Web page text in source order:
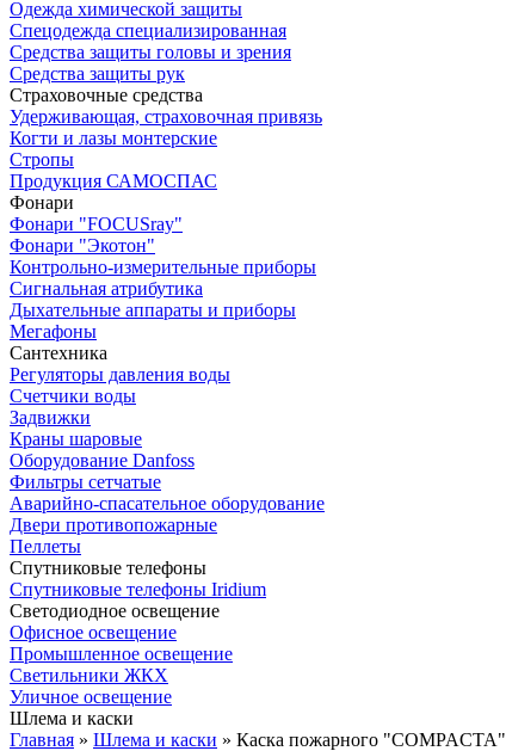
Одежда химической защиты
Спецодежда специализированная
Средства защиты головы и зрения
Средства защиты рук
Страховочные средства
Удерживающая, страховочная привязь
Когти и лазы монтерские
Стропы
Продукция САМОСПАС
Фонари
Фонари "FOCUSray"
Фонари "Экотон"
Контрольно-измерительные приборы
Сигнальная атрибутика
Дыхательные аппараты и приборы
Мегафоны
Сантехника
Регуляторы давления воды
Счетчики воды
Задвижки
Краны шаровые
Оборудование Danfoss
Фильтры сетчатые
Аварийно-спасательное оборудование
Двери противопожарные
Пеллеты
Спутниковые телефоны
Спутниковые телефоны Iridium
Светодиодное освещение
Офисное освещение
Промышленное освещение
Светильники ЖКХ
Уличное освещение
Шлема и каски
Главная » Шлема и каски » Каска пожарного "COMPACTA"